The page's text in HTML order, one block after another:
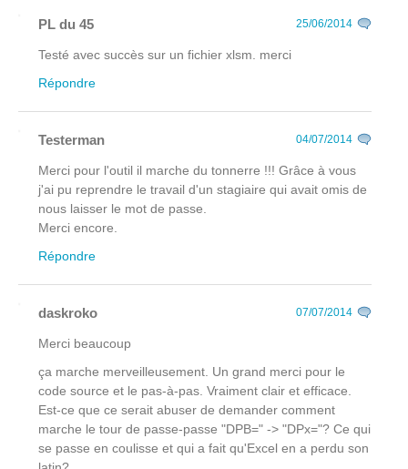
PL du 45 25/06/2014
Testé avec succès sur un fichier xlsm. merci
Répondre
Testerman 04/07/2014
Merci pour l'outil il marche du tonnerre !!! Grâce à vous
j'ai pu reprendre le travail d'un stagiaire qui avait omis de
nous laisser le mot de passe.
Merci encore.
Répondre
daskroko 07/07/2014
Merci beaucoup
ça marche merveilleusement. Un grand merci pour le
code source et le pas-à-pas. Vraiment clair et efficace.
Est-ce que ce serait abuser de demander comment
marche le tour de passe-passe "DPB=" -> "DPx="? Ce qui
se passe en coulisse et qui a fait qu'Excel en a perdu son